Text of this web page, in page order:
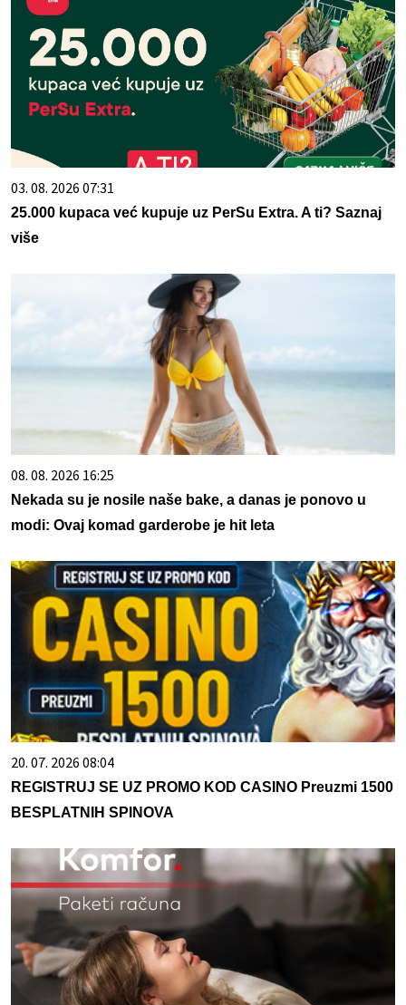
03. 08. 2026 07:31
25.000 kupaca već kupuje uz PerSu Extra. A ti? Saznaj
više
08. 08. 2026 16:25
Nekada su je nosile naše bake, a danas je ponovo u
modi: Ovaj komad garderobe je hit leta
20. 07. 2026 08:04
REGISTRUJ SE UZ PROMO KOD CASINO Preuzmi 1500
BESPLATNIH SPINOVA